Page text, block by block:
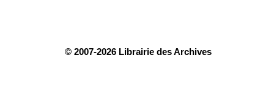
© 2007-2026 Librairie des Archives